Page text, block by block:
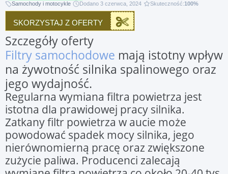
Samochody i motocykle
Dodano 3 czerwca, 2024 Skuteczność:100%
SKORZYSTAJ Z OFERTY
Szczegóły oferty
Filtry samochodowe mają istotny wpływ
na żywotność silnika spalinowego oraz
jego wydajność.
Regularna wymiana filtra powietrza jest
istotna dla prawidowej pracy silnika.
Zatkany filtr powietrza w aucie może
powodować spadek mocy silnika, jego
nierównomierną pracę oraz zwiększone
zużycie paliwa. Producenci zalecają